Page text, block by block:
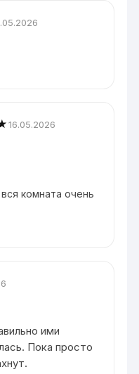
16.05.2026
комната очень
ими
Пока просто